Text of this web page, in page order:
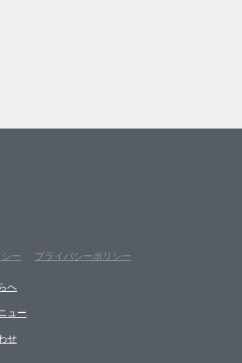
ー プライバシーポリシー
へ
ュー
せ